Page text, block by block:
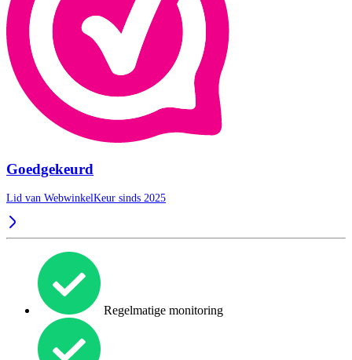
Goedgekeurd
Lid van WebwinkelKeur sinds 2025
Regelmatige monitoring